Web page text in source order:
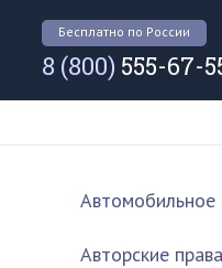
Бесплатно по России
8 (800) 555-67-
Автомобильное
Авторские права